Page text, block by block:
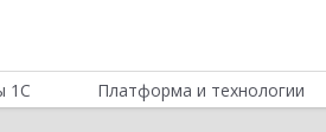
1С Платформа и технологии